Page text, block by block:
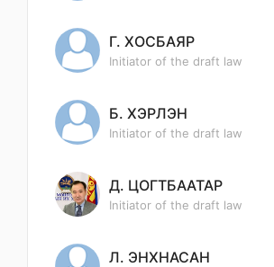
Г. ХОСБАЯР
Initiator of the draft law
Б. ХЭРЛЭН
Initiator of the draft law
Д. ЦОГТБААТАР
Initiator of the draft law
Л. ЭНХНАСАН